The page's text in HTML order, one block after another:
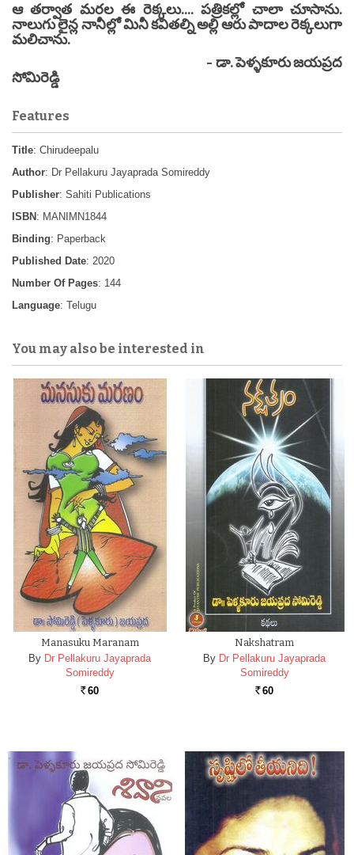
ఆ తర్వాత మరల ఈ రెక్కలు.... పత్రికల్లో చాలా చూసాను.
నాలుగు లైన్ల నానీల్లో మినీ కవితల్ని అల్లి ఆరు పాదాల రెక్కలుగా
మలిచాను.
- డా. పెళ్ళకూరు జయప్రద
సోమిరెడ్డి
Features
Title: Chirudeepalu
Author: Dr Pellakuru Jayaprada Somireddy
Publisher: Sahiti Publications
ISBN : MANIMN1844
Binding: Paperback
Published Date: 2020
Number Of Pages: 144
Language: Telugu
You may also be interested in
Manasuku Maranam
By Dr Pellakuru Jayaprada
Somireddy
Rs. 60
Nakshatram
By Dr Pellakuru Jayaprada
Somireddy
Rs. 60